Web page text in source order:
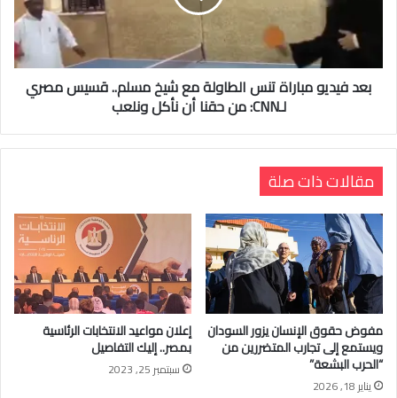
بعد فيديو مباراة تنس الطاولة مع شيخ مسلم.. قسيس مصري
لـCNN: من حقنا أن نأكل ونلعب
مقالات ذات صلة
مفوض حقوق الإنسان يزور السودان
ويستمع إلى تجارب المتضررين من
“الحرب البشعة”
يناير 18, 2026
إعلان مواعيد الانتخابات الرئاسية
بمصر.. إليك التفاصيل
سبتمبر 25, 2023